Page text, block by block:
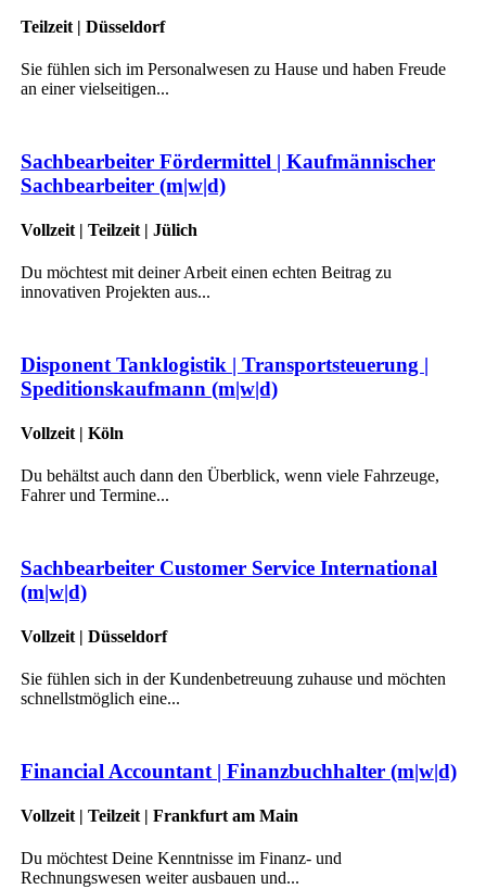
Teilzeit | Düsseldorf
Sie fühlen sich im Personalwesen zu Hause und haben Freude
an einer vielseitigen...
Sachbearbeiter Fördermittel | Kaufmännischer
Sachbearbeiter (m|w|d)
Vollzeit | Teilzeit | Jülich
Du möchtest mit deiner Arbeit einen echten Beitrag zu
innovativen Projekten aus...
Disponent Tanklogistik | Transportsteuerung |
Speditionskaufmann (m|w|d)
Vollzeit | Köln
Du behältst auch dann den Überblick, wenn viele Fahrzeuge,
Fahrer und Termine...
Sachbearbeiter Customer Service International
(m|w|d)
Vollzeit | Düsseldorf
Sie fühlen sich in der Kundenbetreuung zuhause und möchten
schnellstmöglich eine...
Financial Accountant | Finanzbuchhalter (m|w|d)
Vollzeit | Teilzeit | Frankfurt am Main
Du möchtest Deine Kenntnisse im Finanz- und
Rechnungswesen weiter ausbauen und...